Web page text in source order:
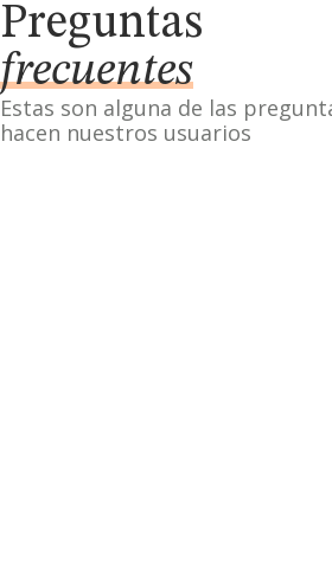
Preguntas
frecuentes
Estas son alguna de las
hacen nuestros usuarios